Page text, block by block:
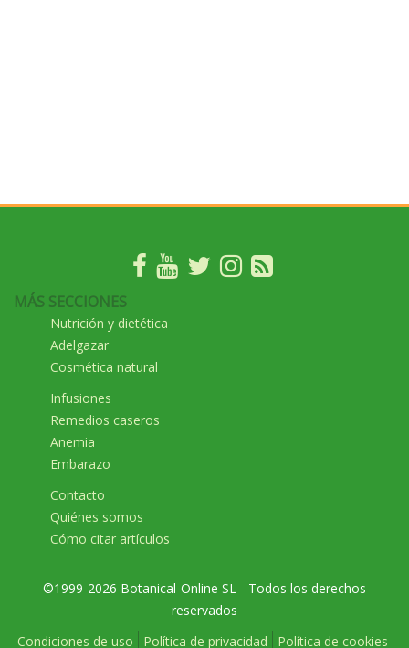
MÁS SECCIONES
Nutrición y dietética
Adelgazar
Cosmética natural
Infusiones
Remedios caseros
Anemia
Embarazo
Contacto
Quiénes somos
Cómo citar artículos
©1999-2026 Botanical-Online SL - Todos los derechos
reservados
Condiciones de uso
Política de privacidad Política de cookies